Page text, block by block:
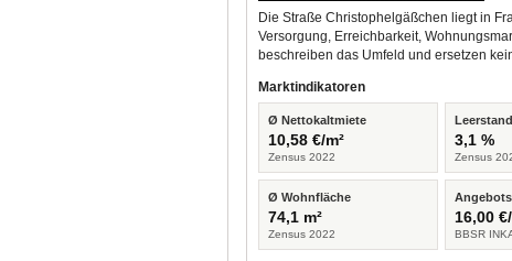
Die Straße Christophelgäßchen liegt in
Versorgung, Erreichbarkeit,
beschreiben das Umfeld und ersetzen
Marktindikatoren
Ø Nettokaltmiete
10,58 €/m²
Zensus 2022
Leerstand
3,1 %
Zensus
Ø Wohnfläche
74,1 m²
Zensus 2022
16,00
BBSR